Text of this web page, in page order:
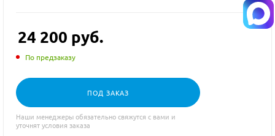
24 200 руб.
По предзаказу
ПОД ЗАКАЗ
Наши менеджеры обязательно свяжутся с вами и
уточнят условия заказа